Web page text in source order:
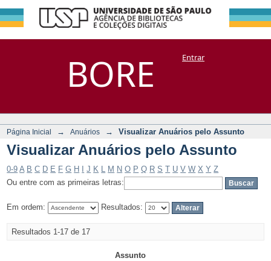
BORE
Visualizar Anuários
pelo Assunto
DSpace/Manakin + CoriscoEntrar
Página Inicial → Anuários → Visualizar Anuários pelo Assunto
Visualizar Anuários pelo Assunto
0-9 A B C D E F G H J K M N O P Q R S T U V W X Y Z
Ou entre com as primeiras letras:
Em ordem: Resultados:
Resultados 1-17 de 17
Assunto